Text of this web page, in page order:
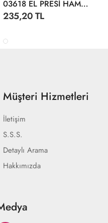
03618 EL PRESİ HAMUR SET 224GR
235,20 TL
Müşteri Hizmetleri
İletişim
S.S.S.
Detaylı Arama
Hakkımızda